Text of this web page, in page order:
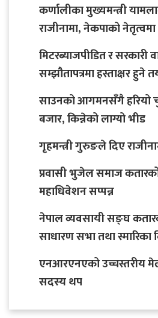
कर्णालीका मुख्यमन्त्री
राजीनामा, नेकपाको
मिटरब्याजपीडित र सरकारी
सम्झौतापत्रमा हस्ताक्षर हुने
साउनको आगमनसँगै हरियो
बजार, किन्नेको लाग्यो भीड
गृहमन्त्री गुरुङले दिए
प्रवासी भुजेल समाज
महाधिवेशन सप्पन्न
नेपाल व्यवसायी सङ्घ
साधारण सभा तथा स्मारिका
एनआरएनएको उच्चस्तरीय
सदस्य थप